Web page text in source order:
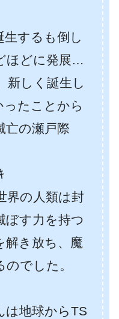
するも倒し
ほどに発展…
新しく誕生し
ったことから
亡の瀬戸際
界の人類は封
ぼす力を持つ
解き放ち、魔
でした。
は地球からTS